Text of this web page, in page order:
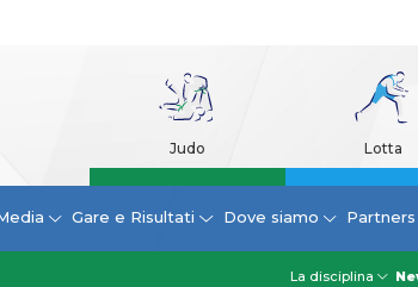
Judo Lotta
Gare e Risultati Dove siamo Partners
La disciplina